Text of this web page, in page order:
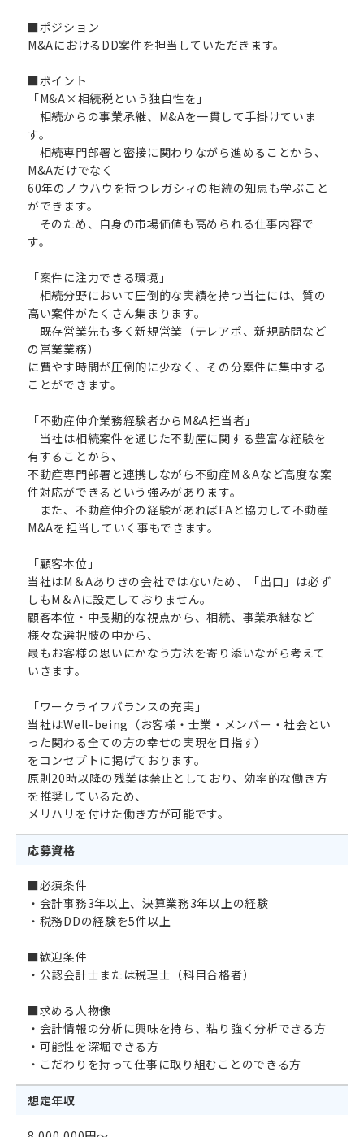
■ポジション
M&AにおけるDD案件を担当していただきます。
■ポイント
「M&A×相続税という独自性を」
相続からの事業承継、M&Aを一貫して手掛けていま
す。
相続専門部署と密接に関わりながら進めることから、
M&Aだけでなく
60年のノウハウを持つレガシィの相続の知恵も学ぶこと
ができます。
そのため、自身の市場価値も高められる仕事内容で
す。
「案件に注力できる環境」
相続分野において圧倒的な実績を持つ当社には、質の
高い案件がたくさん集まります。
既存営業先も多く新規営業（テレアポ、新規訪問など
の営業業務）
に費やす時間が圧倒的に少なく、その分案件に集中する
ことができます。
「不動産仲介業務経験者からM&A担当者」
当社は相続案件を通じた不動産に関する豊富な経験を
有することから、
不動産専門部署と連携しながら不動産M＆Aなど高度な案
件対応ができるという強みがあります。
また、不動産仲介の経験があればFAと協力して不動産
M&Aを担当していく事もできます。
「顧客本位」
当社はM＆Aありきの会社ではないため、「出口」は必ず
しもM＆Aに設定しておりません。
顧客本位・中長期的な視点から、相続、事業承継など
様々な選択肢の中から、
最もお客様の思いにかなう方法を寄り添いながら考えて
いきます。
「ワークライフバランスの充実」
当社はWell-being（お客様・士業・メンバー・社会とい
った関わる全ての方の幸せの実現を目指す）
をコンセプトに掲げております。
原則20時以降の残業は禁止としており、効率的な働き方
を推奨しているため、
メリハリを付けた働き方が可能です。
応募資格
■必須条件
・会計事務3年以上、決算業務3年以上の経験
・税務DDの経験を5件以上
■歓迎条件
・公認会計士または税理士（科目合格者）
■求める人物像
・会計情報の分析に興味を持ち、粘り強く分析できる方
・可能性を深堀できる方
・こだわりを持って仕事に取り組むことのできる方
想定年収